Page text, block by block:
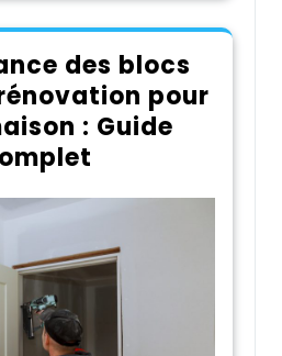
des blocs
pour
: Guide